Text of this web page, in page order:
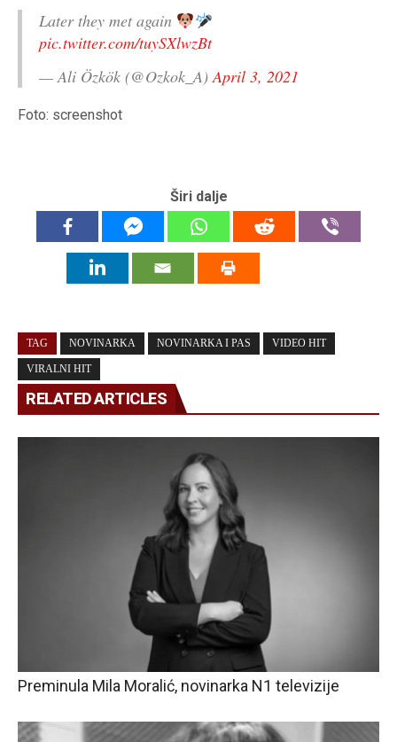
Later they met again
pic.twitter.com/tuySXlwzBt
— Ali Özkök (@Ozkok_A)April 3, 2021
Foto: screenshot
Širi dalje
TAG NOVINARKA NOVINARKA I PAS VIDEO HIT
VIRALNI HIT
RELATED ARTICLES
Preminula Mila Moralić, novinarka N1 televizije